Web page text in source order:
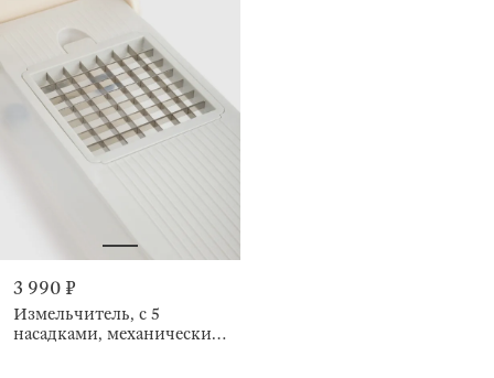
3 990 ₽
Измельчитель, с 5
насадками, механический,